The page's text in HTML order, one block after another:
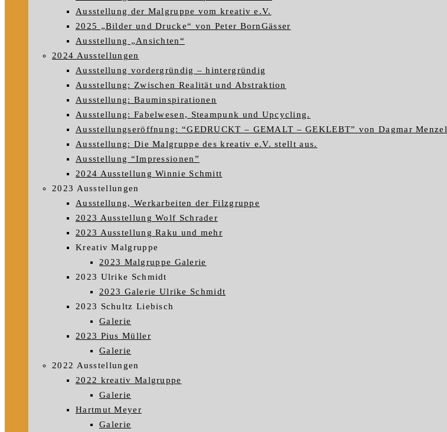
Ausstellung der Malgruppe vom kreativ e.V.
2025 „Bilder und Drucke“ von Peter BornGässer
Ausstellung „Ansichten“
2024 Ausstellungen
Ausstellung vordergründig – hintergründig
Ausstellung: Zwischen Realität und Abstraktion
Ausstellung: Bauminspirationen
Ausstellung: Fabelwesen, Steampunk und Upcycling.
Ausstellungseröffnung: “GEDRUCKT – GEMALT – GEKLEBT” von Dagmar Menzel
Ausstellung: Die Malgruppe des kreativ e.V. stellt aus.
Ausstellung “Impressionen”
2024 Ausstellung Winnie Schmitt
2023 Ausstellungen
Ausstellung, Werkarbeiten der Filzgruppe
2023 Ausstellung Wolf Schrader
2023 Ausstellung Raku und mehr
Kreativ Malgruppe
2023 Malgruppe Galerie
2023 Ulrike Schmidt
2023 Galerie Ulrike Schmidt
2023 Schultz Liebisch
Galerie
2023 Pius Müller
Galerie
2022 Ausstellungen
2022 kreativ Malgruppe
Galerie
Hartmut Meyer
Galerie